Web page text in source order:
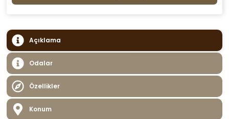
Açıklama
Odalar
Özellikler
Konum